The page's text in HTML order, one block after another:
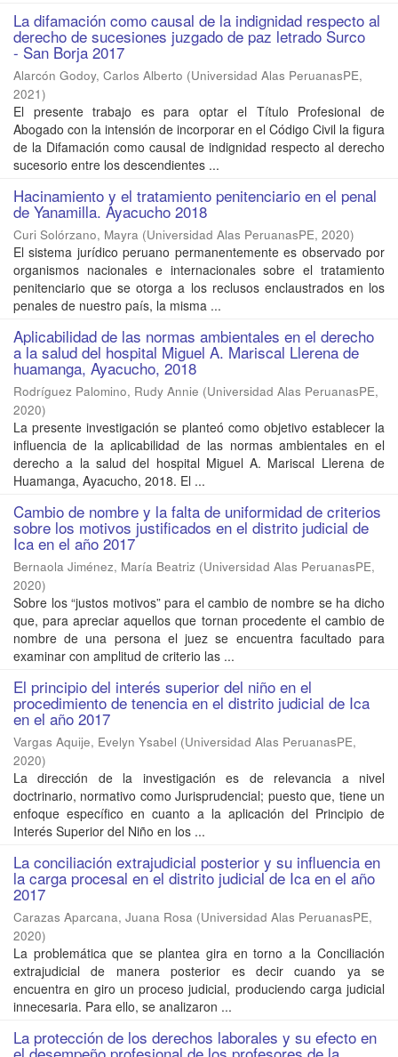
La difamación como causal de la indignidad respecto al
derecho de sucesiones juzgado de paz letrado Surco
- San Borja 2017
Alarcón Godoy, Carlos Alberto (Universidad Alas PeruanasPE,
2021)
El presente trabajo es para optar el Título Profesional de
Abogado con la intensión de incorporar en el Código Civil la figura
de la Difamación como causal de indignidad respecto al derecho
sucesorio entre los descendientes ...
Hacinamiento y el tratamiento penitenciario en el penal
de Yanamilla. Ayacucho 2018
Curi Solórzano, Mayra (Universidad Alas PeruanasPE, 2020)
El sistema jurídico peruano permanentemente es observado por
organismos nacionales e internacionales sobre el tratamiento
penitenciario que se otorga a los reclusos enclaustrados en los
penales de nuestro país, la misma ...
Aplicabilidad de las normas ambientales en el derecho
a la salud del hospital Miguel A. Mariscal Llerena de
huamanga, Ayacucho, 2018
Rodríguez Palomino, Rudy Annie (Universidad Alas PeruanasPE,
2020)
La presente investigación se planteó como objetivo establecer la
influencia de la aplicabilidad de las normas ambientales en el
derecho a la salud del hospital Miguel A. Mariscal Llerena de
Huamanga, Ayacucho, 2018. El ...
Cambio de nombre y la falta de uniformidad de criterios
sobre los motivos justificados en el distrito judicial de
Ica en el año 2017
Bernaola Jiménez, María Beatriz (Universidad Alas PeruanasPE,
2020)
Sobre los “justos motivos” para el cambio de nombre se ha dicho
que, para apreciar aquellos que tornan procedente el cambio de
nombre de una persona el juez se encuentra facultado para
examinar con amplitud de criterio las ...
El principio del interés superior del niño en el
procedimiento de tenencia en el distrito judicial de Ica
en el año 2017
Vargas Aquije, Evelyn Ysabel (Universidad Alas PeruanasPE,
2020)
La dirección de la investigación es de relevancia a nivel
doctrinario, normativo como Jurisprudencial; puesto que, tiene un
enfoque específico en cuanto a la aplicación del Principio de
Interés Superior del Niño en los ...
La conciliación extrajudicial posterior y su influencia en
la carga procesal en el distrito judicial de Ica en el año
2017
Carazas Aparcana, Juana Rosa (Universidad Alas PeruanasPE,
2020)
La problemática que se plantea gira en torno a la Conciliación
extrajudicial de manera posterior es decir cuando ya se
encuentra en giro un proceso judicial, produciendo carga judicial
innecesaria. Para ello, se analizaron ...
La protección de los derechos laborales y su efecto en